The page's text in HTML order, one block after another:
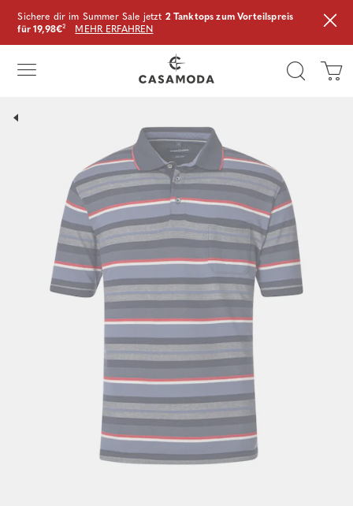
Sichere dir im Summer Sale jetzt 2 Tanktops zum Vorteilspreis
für 19,98€² MEHR ERFAHREN